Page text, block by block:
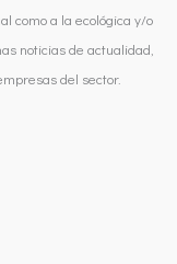
como a la ecológica y/o
noticias de actualidad,
del sector.